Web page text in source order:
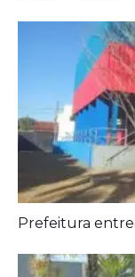
Prefeitura